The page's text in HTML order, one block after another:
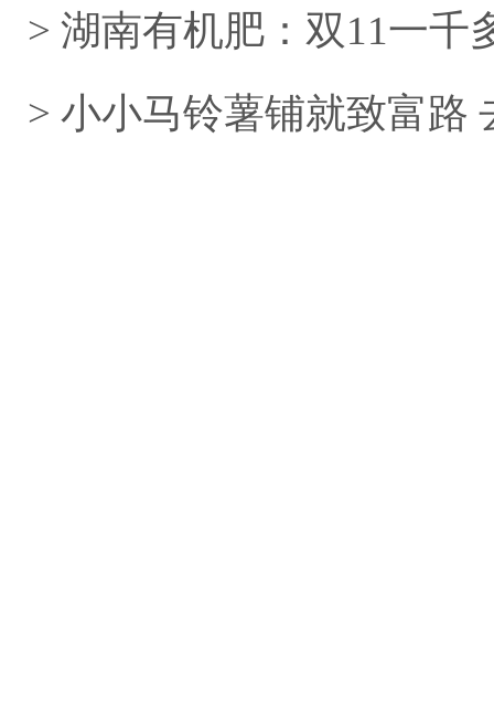
立足？
> 湖南有机肥：双11一千
> 小小马铃薯铺就致富路